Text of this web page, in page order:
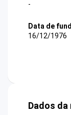
-
Data de
16/12/1976
Dados